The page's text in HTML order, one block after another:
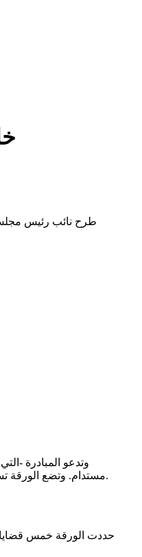
طرح نائب رئيس مجلس
وتدعو المبادرة -
مستدام. وتضع الورقة تساؤلات جوهرية حول ما إذا كانت الحرب صراعاً عسكرياً بين الجيش وقوات الدعم السريع، أم مواجهة ضد الدولة ومشروعها، أم انعكاساً لصراع رؤى متناقضة لمستقبل السودان.
حددت الورقة خمس قضايا